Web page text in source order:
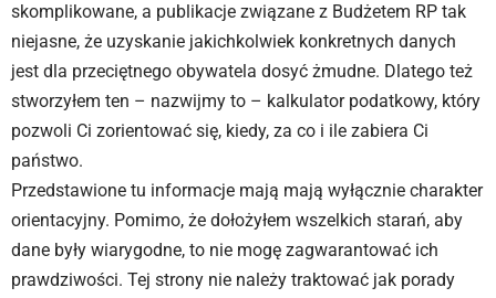
skomplikowane, a publikacje związane z Budżetem RP tak
niejasne, że uzyskanie jakichkolwiek konkretnych danych
jest dla przeciętnego obywatela dosyć żmudne. Dlatego też
stworzyłem ten – nazwijmy to – kalkulator podatkowy, który
pozwoli Ci zorientować się, kiedy, za co i ile zabiera Ci
państwo.
Przedstawione tu informacje mają mają wyłącznie charakter
orientacyjny. Pomimo, że dołożyłem wszelkich starań, aby
dane były wiarygodne, to nie mogę zagwarantować ich
prawdziwości. Tej strony nie należy traktować jak porady